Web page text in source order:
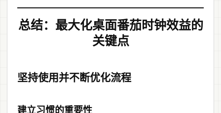
总结：最大化桌面番茄时钟效益的
关键点
坚持使用并不断优化流程
建立习惯的重要性